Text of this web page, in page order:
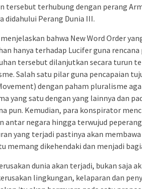
tersebut terhubung dengan perang
didahului Perang Dunia III.
bahwa New Word Order
hanya terhadap Lucifer guna
tersebut dilanjutkan secara turun
Salah satu pilar guna pencapaian
dengan paham pluralisme
yang satu dengan yang lainnya dan
pun. Kemudian, para konspirator
antar negara hingga terwujud
yang terjadi pastinya akan
memang dikehendaki dan menjadi
dunia akan terjadi, bukan saja
lingkungan, kelaparan dan